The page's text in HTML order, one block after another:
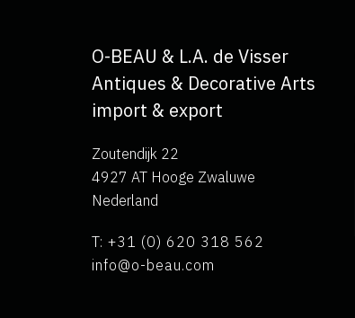
O-BEAU & L.A. de Visser
Antiques & Decorative Arts
import & export
Zoutendijk 22
4927 AT Hooge Zwaluwe
Nederland
T: +31 (0) 620 318 562
info@o-beau.com